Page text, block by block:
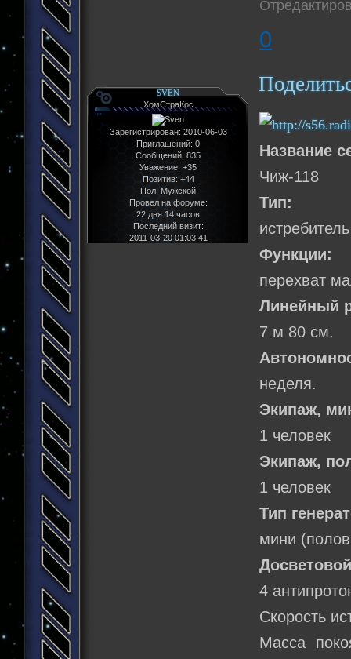
0
SVEN
ХомСтраКос
Зарегистрирован: 2010-06-03
Приглашений: 0
Сообщений: 835
Уважение: +35
Позитив: +44
Пол: Мужской
Провел на форуме:
22 дня 14 часов
Последний визит:
2011-03-20 01:03:41
Название
Чиж-118
Тип:
Функции:
перехват
Линейный
7 м 80 см.
неделя.
Экипаж,
1 человек
Экипаж,
1 человек
Тип
мини
4
Скорость
Масса